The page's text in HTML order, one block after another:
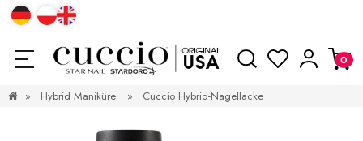
» Hybrid Maniküre » Cuccio Hybrid-Nagellacke